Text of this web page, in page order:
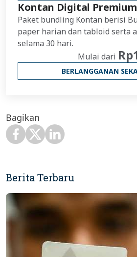
Kontan Digital Premium
Paket bundling Kontan berisi
paper harian dan tabloid serta
selama 30 hari.
Mulai dari
BERLANGGANAN
Bagikan
Berita Terbaru